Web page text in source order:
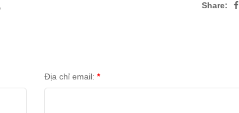
Share:
Địa chỉ email: *